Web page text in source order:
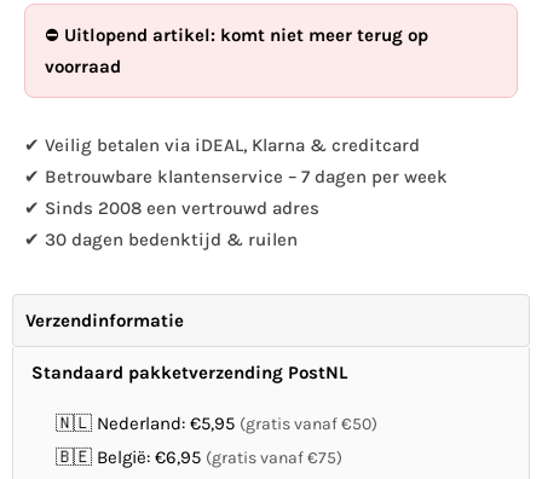
Wand
voederschaal
-
voederschaal
⛔ Uitlopend artikel: komt niet meer terug op
voorraad
✔ Veilig betalen via iDEAL, Klarna & creditcard
✔ Betrouwbare klantenservice – 7 dagen per week
✔ Sinds 2008 een vertrouwd adres
✔ 30 dagen bedenktijd & ruilen
Verzendinformatie
Standaard pakketverzending PostNL
🇳🇱 Nederland: €5,95 (gratis vanaf €50)
🇧🇪 België: €6,95 (gratis vanaf €75)